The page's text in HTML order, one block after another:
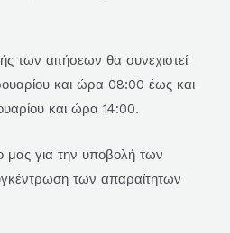
των αιτήσεων θα συνεχιστεί
και ώρα 08:00 έως και
και ώρα 14:00.
μας για την υποβολή των
των απαραίτητων